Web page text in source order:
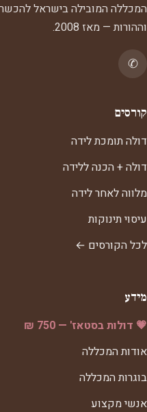
המכללה המובילה בישראל
וההורות — מאז 2008.
✆
קורסים
דולה תומכת לידה
דולה + הכנה ללידה
מלווה לאחר לידה
עיסוי תינוקות
לכל הקורסים ←
מידע
💗 דולות בסטאז' — 750 ₪
אודות המכללה
בוגרות המכללה
אנשי מקצוע